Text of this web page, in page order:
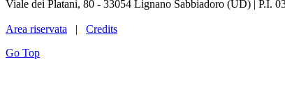
Viale dei Platani, 80 - 33054 Lignano Sabbiadoro (UD) | P.I.
Area riservata | Credits
Go Top